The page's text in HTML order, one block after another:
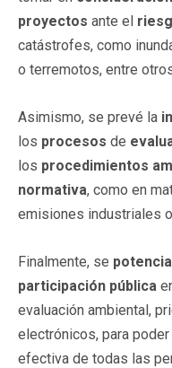
proyectos ante el
catástrofes, como
o terremotos, entre
Asimismo, se prevé la
los procesos de
los procedimientos
normativa, como en
emisiones industriales
Finalmente, se potencia
participación pública
evaluación ambiental,
electrónicos, para
efectiva de todas las